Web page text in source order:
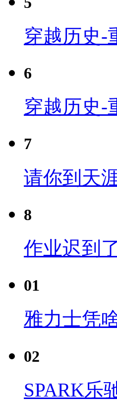
穿越历史-
6
穿越历史-
7
请你到天
8
作业迟到
01
雅力士凭
02
SPARK乐